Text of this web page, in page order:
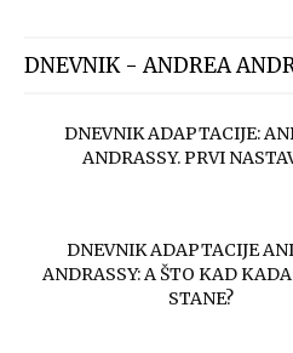
DNEVNIK - ANDREA
DNEVNIK ADAPTACIJE:
ANDRASSY. PRVI
DNEVNIK ADAPTACIJE
ANDRASSY: A ŠTO KAD
STANE?